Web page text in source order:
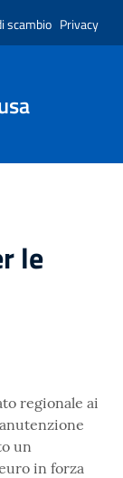
scambio Privacy
le
regionale ai
un
in forza